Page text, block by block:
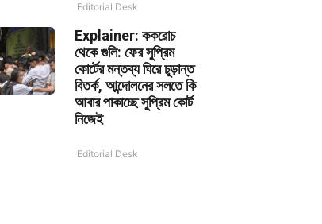
Editorial Desk
Explainer: ককরোচ
থেকে গুলি: ফের সুপ্রিম
কোর্টের মন্তব্য ঘিরে চূড়ান্ত
বিতর্ক, আন্দোলনের সলতে কি
আবার পাকাচ্ছে সুপ্রিম কোর্ট
নিজেই
Editorial Desk